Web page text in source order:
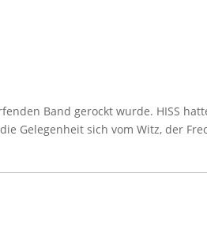
Band gerockt wurde. HISS
Gelegenheit sich vom Witz, der